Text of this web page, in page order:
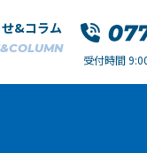
&コラム
受付時間